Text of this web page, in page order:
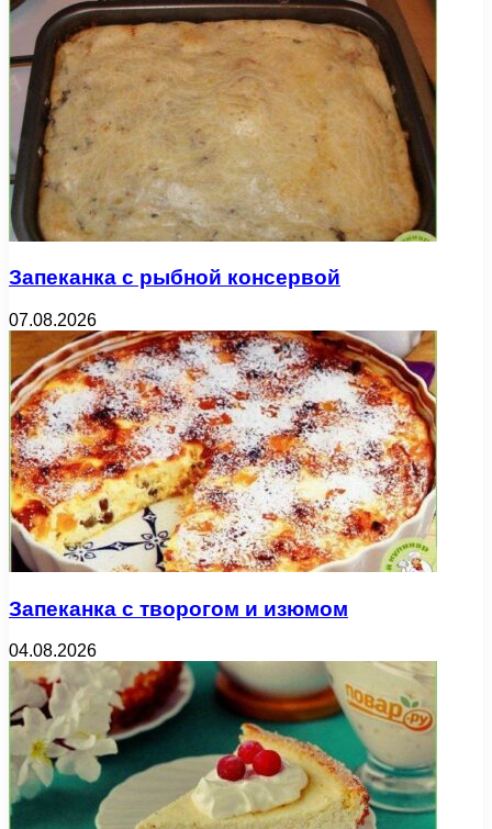
Запеканка с рыбной консервой
07.08.2026
Запеканка с творогом и изюмом
04.08.2026